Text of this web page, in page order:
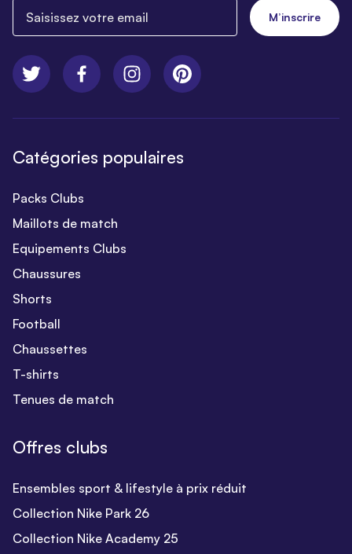
M’inscrire
Catégories populaires
Packs Clubs
Maillots de match
Equipements Clubs
Chaussures
Shorts
Football
Chaussettes
T-shirts
Tenues de match
Offres clubs
Ensembles sport & lifestyle à prix réduit
Collection Nike Park 26
Collection Nike Academy 25